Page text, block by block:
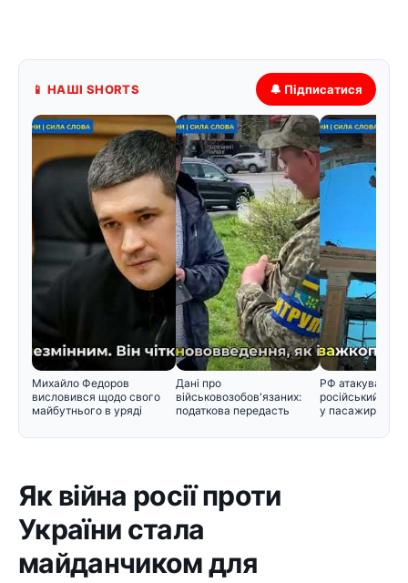
📱 НАШІ SHORTS 🔔 Підписатися
Михайло Федоров
висловився щодо свого
майбутнього в уряді
Дані про
військовозобов'язаних:
податкова передасть
РФ атакувала
російський
у пасажирський
Як війна росії проти
України стала
майданчиком для